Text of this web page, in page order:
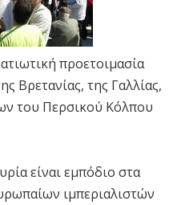
προετοιμασία
Βρετανίας, της Γαλλίας,
του Περσικού Κόλπου
είναι εμπόδιο στα
ιμπεριαλιστών